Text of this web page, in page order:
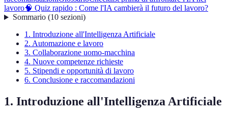
lavoro🧠 Quiz rapido : Come l'IA cambierà il futuro del lavoro?
Sommario(10 sezioni)
1. Introduzione all'Intelligenza Artificiale
2. Automazione e lavoro
3. Collaborazione uomo-macchina
4. Nuove competenze richieste
5. Stipendi e opportunità di lavoro
6. Conclusione e raccomandazioni
1. Introduzione all'Intelligenza Artificiale